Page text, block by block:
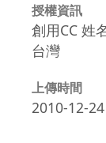
授權資訊
創用CC 姓
台灣
上傳時間
2010-12-24